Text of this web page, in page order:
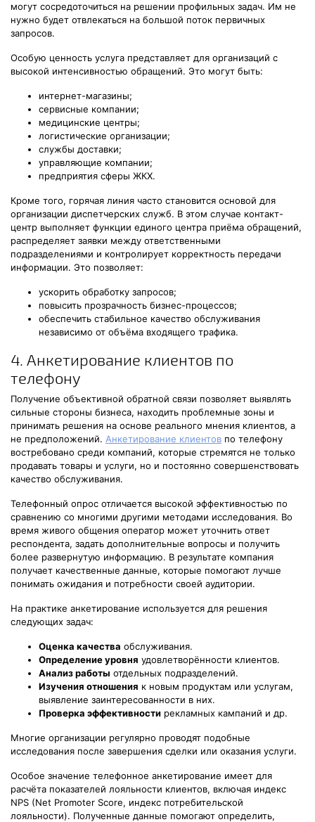
могут сосредоточиться на решении профильных задач. Им не
нужно будет отвлекаться на большой поток первичных
запросов.
Особую ценность услуга представляет для организаций с
высокой интенсивностью обращений. Это могут быть:
интернет-магазины;
сервисные компании;
медицинские центры;
логистические организации;
службы доставки;
управляющие компании;
предприятия сферы ЖКХ.
Кроме того, горячая линия часто становится основой для
организации диспетчерских служб. В этом случае контакт-
центр выполняет функции единого центра приёма обращений,
распределяет заявки между ответственными
подразделениями и контролирует корректность передачи
информации. Это позволяет:
ускорить обработку запросов;
повысить прозрачность бизнес-процессов;
обеспечить стабильное качество обслуживания
независимо от объёма входящего трафика.
4. Анкетирование клиентов по
телефону
Получение объективной обратной связи позволяет выявлять
сильные стороны бизнеса, находить проблемные зоны и
принимать решения на основе реального мнения клиентов, а
не предположений. Анкетирование клиентов по телефону
востребовано среди компаний, которые стремятся не только
продавать товары и услуги, но и постоянно совершенствовать
качество обслуживания.
Телефонный опрос отличается высокой эффективностью по
сравнению со многими другими методами исследования. Во
время живого общения оператор может уточнить ответ
респондента, задать дополнительные вопросы и получить
более развернутую информацию. В результате компания
получает качественные данные, которые помогают лучше
понимать ожидания и потребности своей аудитории.
На практике анкетирование используется для решения
следующих задач:
Оценка качества обслуживания.
Определение уровня удовлетворённости клиентов.
Анализ работы отдельных подразделений.
Изучения отношения к новым продуктам или услугам,
выявление заинтересованности в них.
Проверка эффективности рекламных кампаний и др.
Многие организации регулярно проводят подобные
исследования после завершения сделки или оказания услуги.
Особое значение телефонное анкетирование имеет для
расчёта показателей лояльности клиентов, включая индекс
NPS (Net Promoter Score, индекс потребительской
лояльности). Полученные данные помогают определить,